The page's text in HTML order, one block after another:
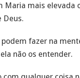
Maria mais elevada
Deus.
fazer na
não os entender.